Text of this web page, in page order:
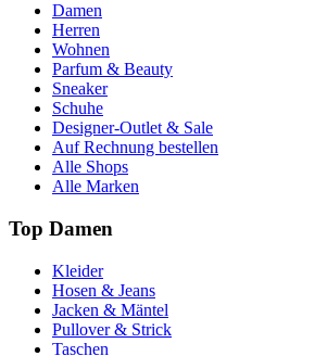
Damen
Herren
Wohnen
Parfum & Beauty
Sneaker
Schuhe
Designer-Outlet & Sale
Auf Rechnung bestellen
Alle Shops
Alle Marken
Top Damen
Kleider
Hosen & Jeans
Jacken & Mäntel
Pullover & Strick
Taschen